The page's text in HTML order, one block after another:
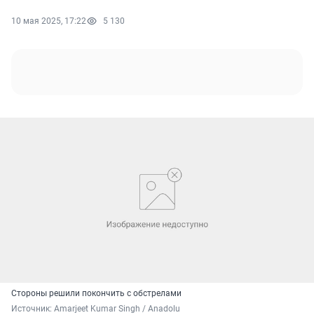
10 мая 2025, 17:22 5 130
Стороны решили покончить с обстрелами
Источник: Amarjeet Kumar Singh / Anadolu